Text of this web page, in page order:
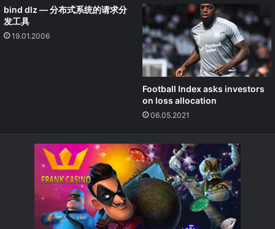
bind dlz — 分布式系统的请求分
发工具
19.01.2006
Football Index asks investors
on loss allocation
06.05.2021